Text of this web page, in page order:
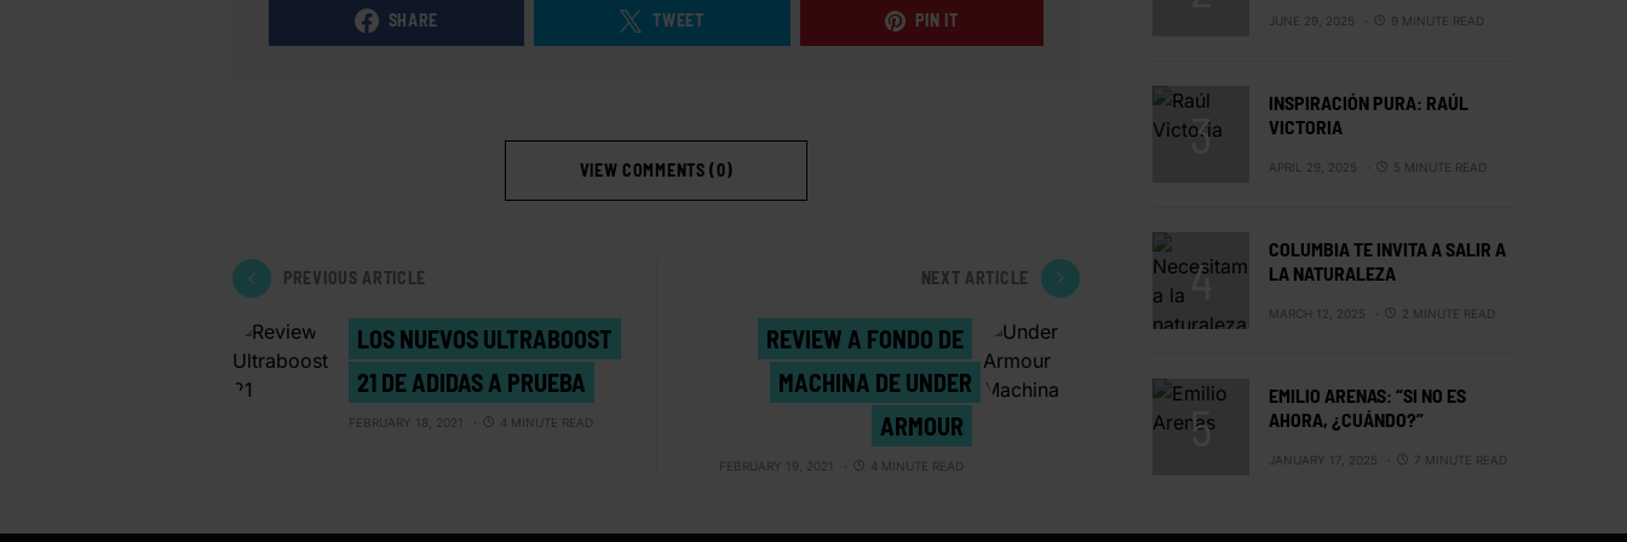
SHARE TWEET PIN IT
VIEW COMMENTS (0)
PREVIOUS ARTICLE
LOS NUEVOS ULTRABOOST
21 DE ADIDAS A PRUEBA
FEBRUARY 18, 2021 4 MINUTE READ
NEXT ARTICLE
REVIEW A FONDO DE
MACHINA DE UNDER
ARMOUR
FEBRUARY 19, 2021 4 MINUTE READ
JUNE 29, 2025 9 MINUTE READ
INSPIRACIÓN PURA: RAÚL
VICTORIA
APRIL 29, 2025 5 MINUTE READ
COLUMBIA TE INVITA A SALIR A
LA NATURALEZA
MARCH 12, 2025 2 MINUTE READ
EMILIO ARENAS: “SI NO ES
AHORA, ¿CUÁNDO?”
JANUARY 17, 2025 7 MINUTE READ